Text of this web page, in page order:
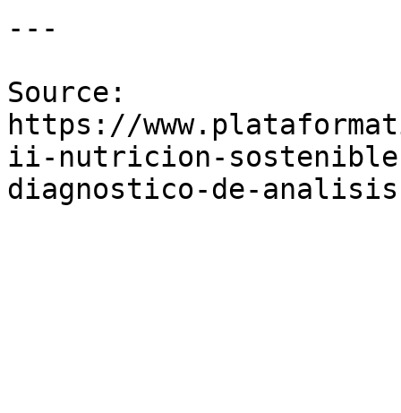
---
Source:
https://
ii-nutricion-